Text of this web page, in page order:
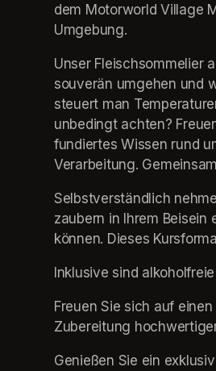
dem Motorworld Village
Umgebung.
Unser Fleischsommelier
souverän umgehen und
steuert man
unbedingt achten?
fundiertes Wissen rund
Verarbeitung.
Selbstverständlich
zaubern in Ihrem
können. Dieses
Inklusive sind
Freuen Sie sich auf
Zubereitung
Genießen Sie ein